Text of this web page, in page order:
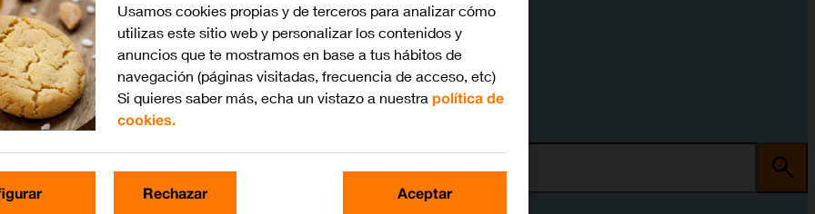
Usamos cookies propias y de terceros para analizar cómo
utilizas este sitio web y personalizar los contenidos y
anuncios que te mostramos en base a tus hábitos de
navegación (páginas visitadas, frecuencia de acceso, etc)
Si quieres saber más, echa un vistazo a nuestra política de
cookies.
Rechazar Aceptar